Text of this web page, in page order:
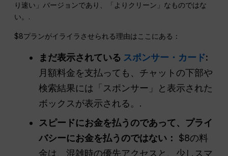
り速い」バージョンであり、「よりクリーン」なものではな
い。.
$8プランがイライラさせられる理由はここにある：
まだ表示されている スポンサー・カード:
月額料金を支払っても、チャットの下部や
検索結果には「スポンサー」と表示された
ボックスが表示される。.
スピードにお金を払うのであって、プライ
バシーにお金を払うのではない：
$8の料
金は、混雑時の優先アクセスと、少しスマ